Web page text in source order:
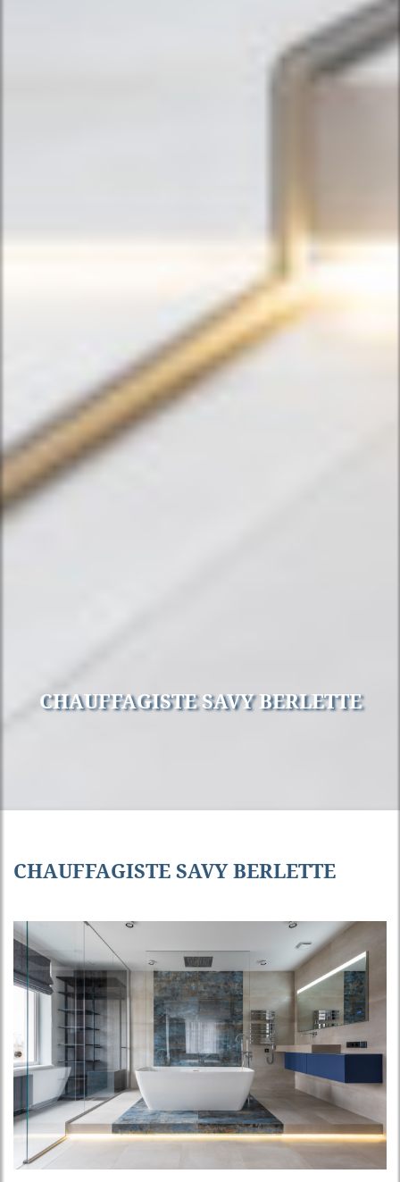
CHAUFFAGISTE SAVY BERLETTE
CHAUFFAGISTE SAVY BERLETTE